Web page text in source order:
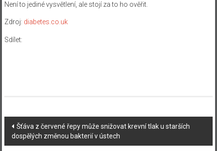
Není to jediné vysvětlení, ale stojí za to ho ověřit.
Zdroj: diabetes.co.uk
Sdílet:
Navigace
příspěvku
Šťáva z červené řepy může snižovat krevní tlak u starších
dospělých změnou bakterií v ústech